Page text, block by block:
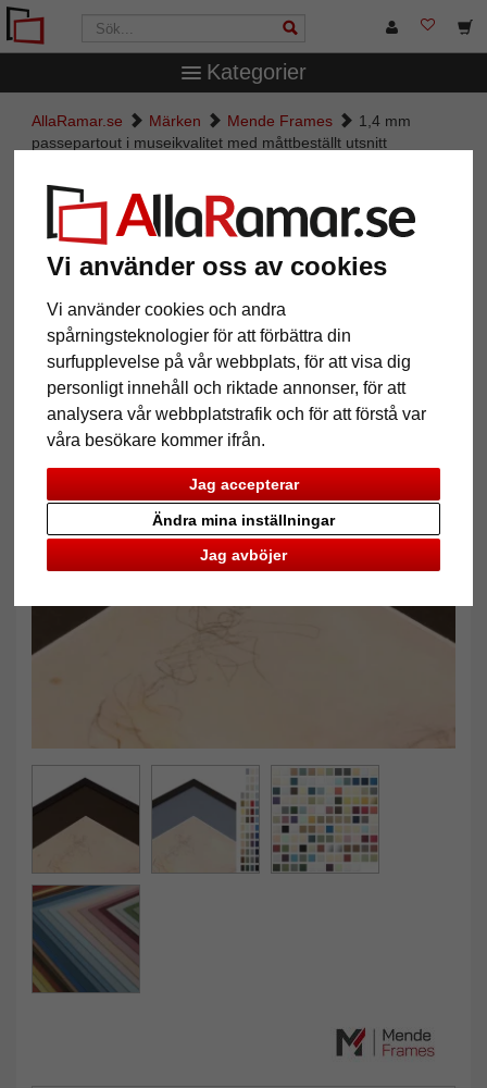
Vi använder oss av cookies
Vi använder cookies och andra
spårningsteknologier för att förbättra din
surfupplevelse på vår webbplats, för att visa dig
personligt innehåll och riktade annonser, för att
analysera vår webbplatstrafik och för att förstå var
våra besökare kommer ifrån.
Jag accepterar
Jag avböjer
Ändra mina inställningar
Kategorier
AllaRamar.se Märken Mende Frames
1,4 mm
passepartout i museikvalitet med måttbeställt utsnitt
1,4 mm passepartout i
museikvalitet med måttbeställt
utsnitt
Pictures Preview
Tillbaka